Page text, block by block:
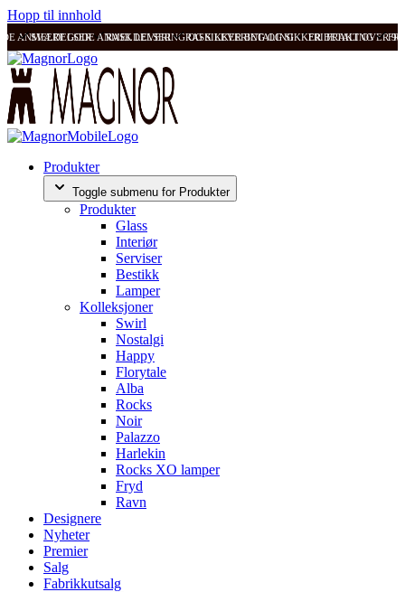
Hopp til innhold
ANMELDELSER RASK LEVERING OG SIKKER BETALING FRI FRAKT OVER
SVÆRT GODE ANMELDELSER RASK LEVERING OG SIKKER BETALING
Produkter
Toggle submenu for Produkter
Produkter
Glass
Interiør
Serviser
Bestikk
Lamper
Kolleksjoner
Swirl
Nostalgi
Happy
Florytale
Alba
Rocks
Noir
Palazzo
Harlekin
Rocks XO lamper
Fryd
Ravn
Designere
Nyheter
Premier
Salg
Fabrikkutsalg